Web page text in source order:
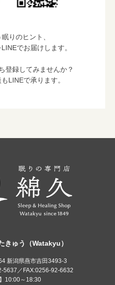
りのヒント、
でお届けします。
登録してみませんか？
LINEで承ります。
ゅう（Watakyu）
新潟県燕市吉田3493-3
5637／FAX:0256-92-6632
10:00～18:30